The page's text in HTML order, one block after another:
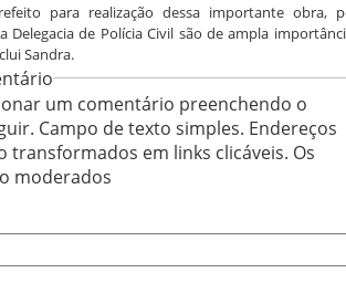
para realização dessa importante obra,
Delegacia de Polícia Civil são de ampla
Sandra.
um comentário preenchendo o
Campo de texto simples. Endereços
transformados em links clicáveis. Os
moderados